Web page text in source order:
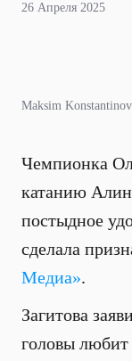
26 Апреля 2025
Maksim
Чемпионка
катанию
постыдное
сделала
Медиа».
Загитова
головы любит